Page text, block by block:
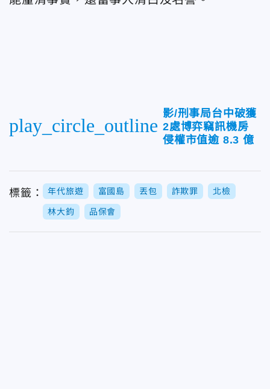
play_circle_outline
影/刑事局台中破獲
2處博弈竊訊機房
侵權市值逾 8.3 億
標籤： 年代旅遊 富國島 丟包 詐欺罪 北檢
林大鈞 品保會